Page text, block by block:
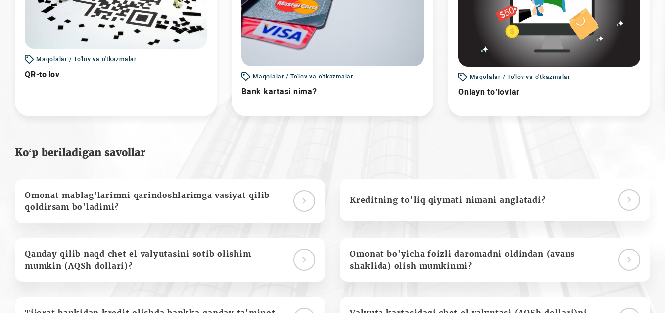
Maqolalar / To'lov va o'tkazmalar
QR-to'lov Maqolalar / To'lov va o'tkazmalar
Bank kartasi nima?
Maqolalar / To'lov va o'tkazmalar
Onlayn to’lovlar
Ko‘p beriladigan savollar
Omonat mablag'larimni qarindoshlarimga vasiyat qilib
qoldirsam bo'ladimi?
Kreditning to'liq qiymati nimani anglatadi?
Qanday qilib naqd chet el valyutasini sotib olishim
mumkin (AQSh dollari)?
Omonat bo'yicha foizli daromadni oldindan (avans
shaklida) olish mumkinmi?